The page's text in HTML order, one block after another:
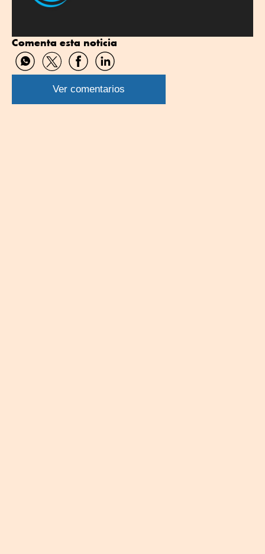
Comenta esta noticia
Compartir
por
WhatsApp
Compartir
por
Twitter
Compartir
por
Facebook
Compartir
por
Linkedin
Ver comentarios